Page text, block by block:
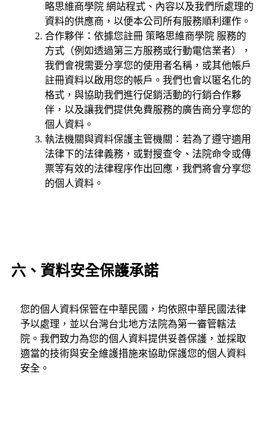
略思維商學院 網站程式、內容以及我們所處理的
資料的供應商，以便本公司所有服務順利運作。
合作夥伴：依據您註冊 策略思維商學院 服務的
方式（例如透過第三方服務或行動電信業者），
我們會視需要分享您的使用者名稱，或其他帳戶
註冊資料以啟用您的帳戶。我們也會以匿名化的
格式，與協助我們進行促銷活動的行銷合作夥
伴，以及讓我們提供免費服務的廣告商分享您的
個人資料。
執法機關與資料保護主管機關：若為了遵守適用
法律下的法律義務，或對搜查令、法院命令或傳
票等有效的法律程序作出回應，我們將會分享您
的個人資料。
六、資料安全保護承諾
您的個人資料保管在中華民國，均依照中華民國法律
予以處理，並以台灣台北地方法院為第一審管轄法
院。我們致力為您的個人資料提供妥善保護，並採取
適當的技術與安全維護措施來協助保護您的個人資料
安全。